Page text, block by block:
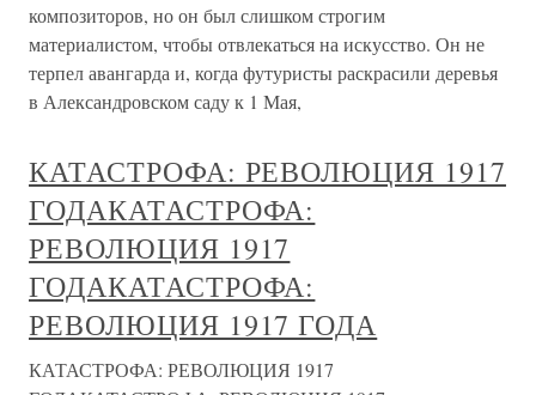
композиторов, но он был слишком строгим
материалистом, чтобы отвлекаться на искусство. Он не
терпел авангарда и, когда футуристы раскрасили деревья
в Александровском саду к 1 Мая,
КАТАСТРОФА: РЕВОЛЮЦИЯ 1917
ГОДАКАТАСТРОФА:
РЕВОЛЮЦИЯ 1917
ГОДАКАТАСТРОФА:
РЕВОЛЮЦИЯ 1917 ГОДА
КАТАСТРОФА: РЕВОЛЮЦИЯ 1917